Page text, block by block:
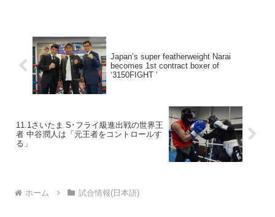
Japan’s super featherweight Narai
becomes 1st contract boxer of
‘3150FIGHT ’
11.1さいたま S･フライ級進出戦の世界王
者 中谷潤人は「元王者をコントロールす
る」
ホーム 試合情報(日本語)